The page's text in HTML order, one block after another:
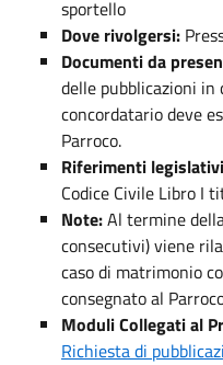
sportello
Dove rivolgersi:
Documenti da
delle pubblicazioni
concordatario deve
Parroco.
Riferimenti
Codice Civile Libro I
Note:Al termine
consecutivi) viene
caso di matrimonio
consegnato al
Moduli Collegati al
Richiesta di